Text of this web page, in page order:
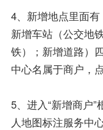
4、新增地点里面有
新增车站（公交地
铁）；新增道路）
中心名属于商户，
5、进入“新增商户
人地图标注服务中